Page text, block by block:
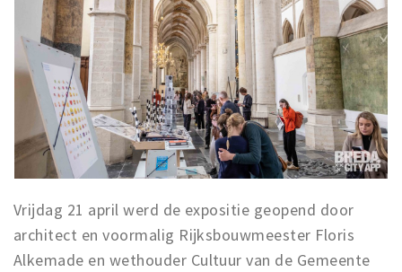
Vrijdag 21 april werd de expositie geopend door
architect en voormalig Rijksbouwmeester Floris
Alkemade en wethouder Cultuur van de Gemeente